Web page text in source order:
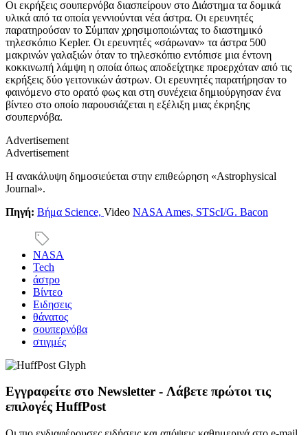
Οι εκρήξεις σουπερνόβα διασπείρουν στο Διάστημα τα δομικά
υλικά από τα οποία γεννιούνται νέα άστρα. Οι ερευνητές
παρατηρούσαν το Σύμπαν χρησιμοποιώντας το διαστημικό
τηλεσκόπιο Kepler. Οι ερευνητές «σάρωναν» τα άστρα 500
μακρινών γαλαξιών όταν το τηλεσκόπιο εντόπισε μια έντονη
κοκκινωπή λάμψη η οποία όπως αποδείχτηκε προερχόταν από τις
εκρήξεις δύο γειτονικών άστρων. Οι ερευνητές παρατήρησαν το
φαινόμενο στο ορατό φως και στη συνέχεια δημιούργησαν ένα
βίντεο στο οποίο παρουσιάζεται η εξέλιξη μιας έκρηξης
σουπερνόβα.
Advertisement
Advertisement
Η ανακάλυψη δημοσιεύεται στην επιθεώρηση «Astrophysical
Journal».
Πηγή: Βήμα Science, Video NASA Ames, STScI/G. Bacon
NASA
Tech
άστρο
Βίντεο
Ειδησεις
θάνατος
σουπερνόβα
στιγμές
Εγγραφείτε στο Newsletter - Λάβετε πρώτοι τις
επιλογές HuffPost